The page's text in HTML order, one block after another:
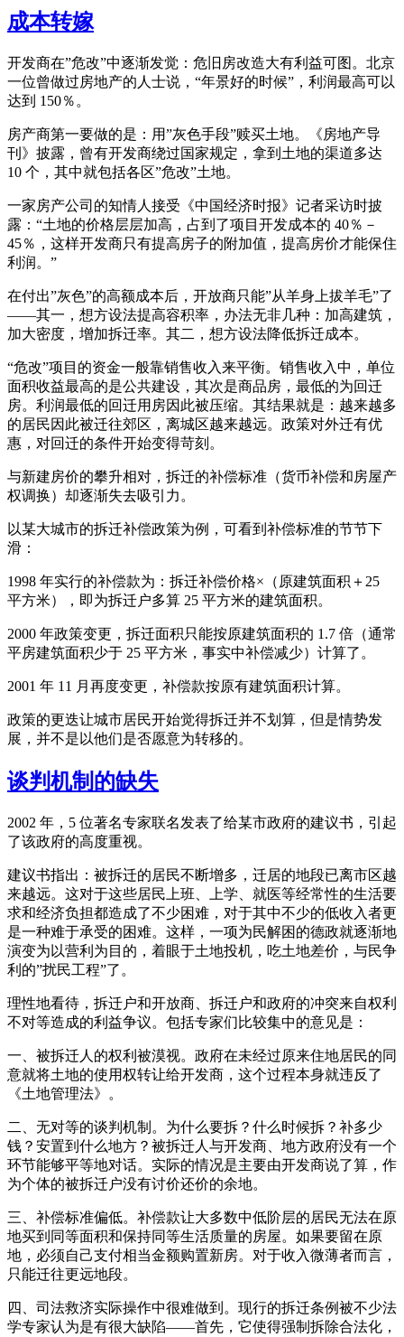
成本转嫁
开发商在”危改”中逐渐发觉：危旧房改造大有利益可图。北京
一位曾做过房地产的人士说，“年景好的时候”，利润最高可以
达到 150％。
房产商第一要做的是：用”灰色手段”赎买土地。《房地产导
刊》披露，曾有开发商绕过国家规定，拿到土地的渠道多达
10 个，其中就包括各区”危改”土地。
一家房产公司的知情人接受《中国经济时报》记者采访时披
露：“土地的价格层层加高，占到了项目开发成本的 40％－
45％，这样开发商只有提高房子的附加值，提高房价才能保住
利润。”
在付出”灰色”的高额成本后，开放商只能”从羊身上拔羊毛”了
——其一，想方设法提高容积率，办法无非几种：加高建筑，
加大密度，增加拆迁率。其二，想方设法降低拆迁成本。
“危改”项目的资金一般靠销售收入来平衡。销售收入中，单位
面积收益最高的是公共建设，其次是商品房，最低的为回迁
房。利润最低的回迁用房因此被压缩。其结果就是：越来越多
的居民因此被迁往郊区，离城区越来越远。政策对外迁有优
惠，对回迁的条件开始变得苛刻。
与新建房价的攀升相对，拆迁的补偿标准（货币补偿和房屋产
权调换）却逐渐失去吸引力。
以某大城市的拆迁补偿政策为例，可看到补偿标准的节节下
滑：
1998 年实行的补偿款为：拆迁补偿价格×（原建筑面积＋25
平方米），即为拆迁户多算 25 平方米的建筑面积。
2000 年政策变更，拆迁面积只能按原建筑面积的 1.7 倍（通常
平房建筑面积少于 25 平方米，事实中补偿减少）计算了。
2001 年 11 月再度变更，补偿款按原有建筑面积计算。
政策的更迭让城市居民开始觉得拆迁并不划算，但是情势发
展，并不是以他们是否愿意为转移的。
谈判机制的缺失
2002 年，5 位著名专家联名发表了给某市政府的建议书，引起
了该政府的高度重视。
建议书指出：被拆迁的居民不断增多，迁居的地段已离市区越
来越远。这对于这些居民上班、上学、就医等经常性的生活要
求和经济负担都造成了不少困难，对于其中不少的低收入者更
是一种难于承受的困难。这样，一项为民解困的德政就逐渐地
演变为以营利为目的，着眼于土地投机，吃土地差价，与民争
利的”扰民工程”了。
理性地看待，拆迁户和开放商、拆迁户和政府的冲突来自权利
不对等造成的利益争议。包括专家们比较集中的意见是：
一、被拆迁人的权利被漠视。政府在未经过原来住地居民的同
意就将土地的使用权转让给开发商，这个过程本身就违反了
《土地管理法》。
二、无对等的谈判机制。为什么要拆？什么时候拆？补多少
钱？安置到什么地方？被拆迁人与开发商、地方政府没有一个
环节能够平等地对话。实际的情况是主要由开发商说了算，作
为个体的被拆迁户没有讨价还价的余地。
三、补偿标准偏低。补偿款让大多数中低阶层的居民无法在原
地买到同等面积和保持同等生活质量的房屋。如果要留在原
地，必须自己支付相当金额购置新房。对于收入微薄者而言，
只能迁往更远地段。
四、司法救济实际操作中很难做到。现行的拆迁条例被不少法
学专家认为是有很大缺陷——首先，它使得强制拆除合法化，